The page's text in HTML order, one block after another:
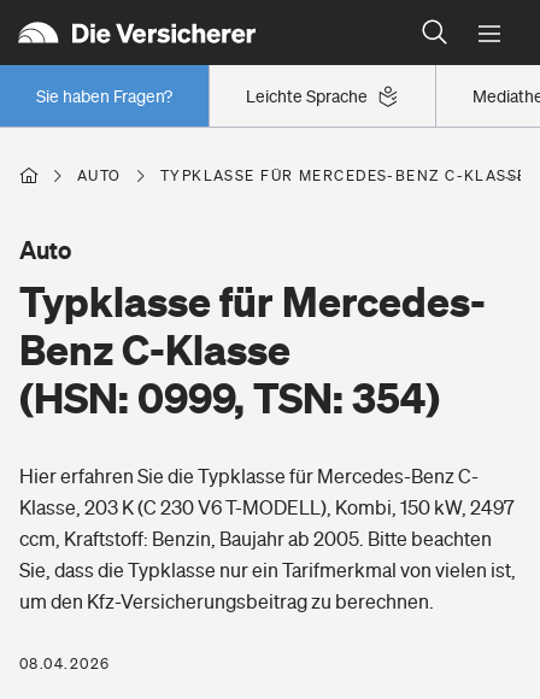
Leichte Sprache
Sie haben Fragen?
Wer versichert was: Jetzt Versicherer finden
Regionalklassen: So ist Ihre Region eingestuft
Wer versichert was: Jetzt Versicherer finden
Berufsunfähigkeitsversicherung
Arbeitsrechtsschutz
Berufshaftpflichtversicherung
Wohnen
Wohngebäudeversicherung
Hausratversicherung
Elementarversicherung
Photovoltaik
Wärmepumpen versichern
Pri­vate Haft­pflicht­
Rechts­schutz­ver­si­che­rung
Gesundheit
Private Krankenversicherung
AUTO TYPKLASSE FÜR MERCEDES-BENZ C-
Typklasse für Mercedes-
Benz C-Klasse
(HSN: 0999, TSN: 354)
Auto
Hier erfahren Sie die Typklasse für Mercedes-Benz C-
Klasse, 203 K (C 230 V6 T-MODELL), Kombi, 150 kW, 2497
ccm, Kraftstoff: Benzin, Baujahr ab 2005. Bitte beachten
Sie, dass die Typklasse nur ein Tarifmerkmal von vielen ist,
um den Kfz-Versicherungsbeitrag zu berechnen.
08.04.2026